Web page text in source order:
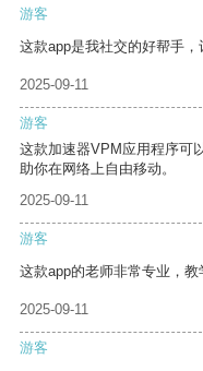
游客
这款app是我社交的好帮手，
2025-09-11
游客
这款加速器VPM应用程序可
助你在网络上自由移动。
2025-09-11
游客
这款app的老师非常专业，教
2025-09-11
游客